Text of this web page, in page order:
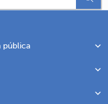
pública